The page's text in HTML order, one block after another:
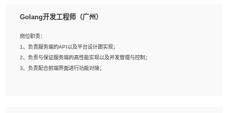
2、熟悉PostgreSQL、redis、MongoDB、ElasticSearch等开源数据库运维管理，
4、熟悉Hadoop、HBASE、Spark等大数据平台优先。
5、熟悉linux或任意一种unix操作系统，如有较强操作系统侧工作经验者优先。
6、具备丰富的项目实施经验，较强的自我学习能力。
Golang开发工程师（广州）
岗位职责：
1、负责服务端的API以及平台设计跟实现；
2、负责与保证服务端的高性能实现以及并发管理与控制；
3、负责配合前端界面进行功能对接；